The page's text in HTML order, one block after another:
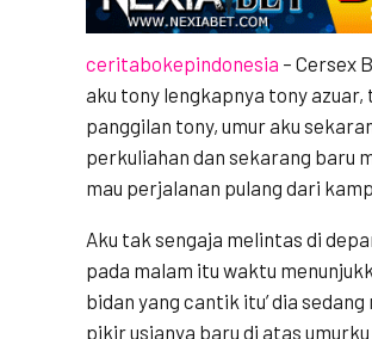
ceritabokepindonesia – Cersex
aku tony lengkapnya tony
panggilan tony, umur aku
perkuliahan dan sekarang baru
mau perjalanan pulang dari
Aku tak sengaja melintas di
pada malam itu waktu
bidan yang cantik itu’ dia
pikir usianya baru di atas